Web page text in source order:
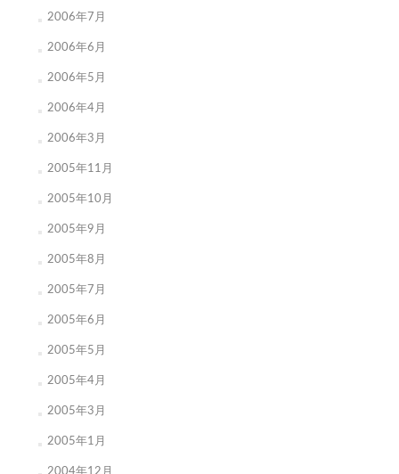
2006年7月
2006年6月
2006年5月
2006年4月
2006年3月
2005年11月
2005年10月
2005年9月
2005年8月
2005年7月
2005年6月
2005年5月
2005年4月
2005年3月
2005年1月